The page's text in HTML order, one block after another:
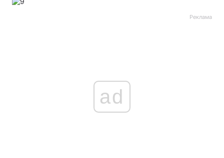
Реклама
ad